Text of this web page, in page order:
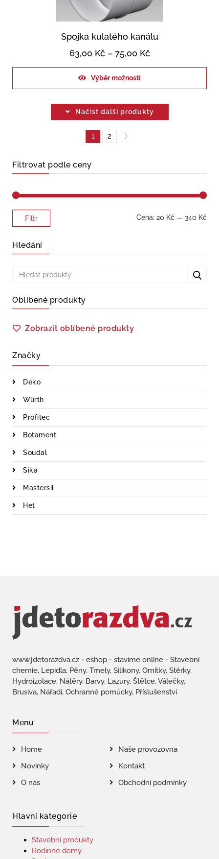
Spojka kulatého kanálu
63,00 Kč– 75,00 Kč
Výběr možností
Načíst další produkty
1 2
Filtrovat podle ceny
Minimální
Maximální
Filtr Cena: 20 Kč — 340 Kč
Hledání
Oblíbené produkty
Zobrazit oblíbené produkty
Značky
Deko
Würth
Profitec
Botament
Soudal
Sika
Mastersil
Het
www.jdetorazdva.cz - eshop - stavíme online - Stavební
chemie, Lepidla, Pěny, Tmely, Silikony, Omítky, Stěrky,
Hydroizolace, Nátěry, Barvy, Lazury, Štětce, Válečky,
Brusiva, Nářadí, Ochranné pomůcky, Příslušenství
Menu
Home
Naše provozovna
Novinky
Kontakt
O nás
Obchodní podmínky
Hlavní kategorie
Stavební produkty
Rodinné domy